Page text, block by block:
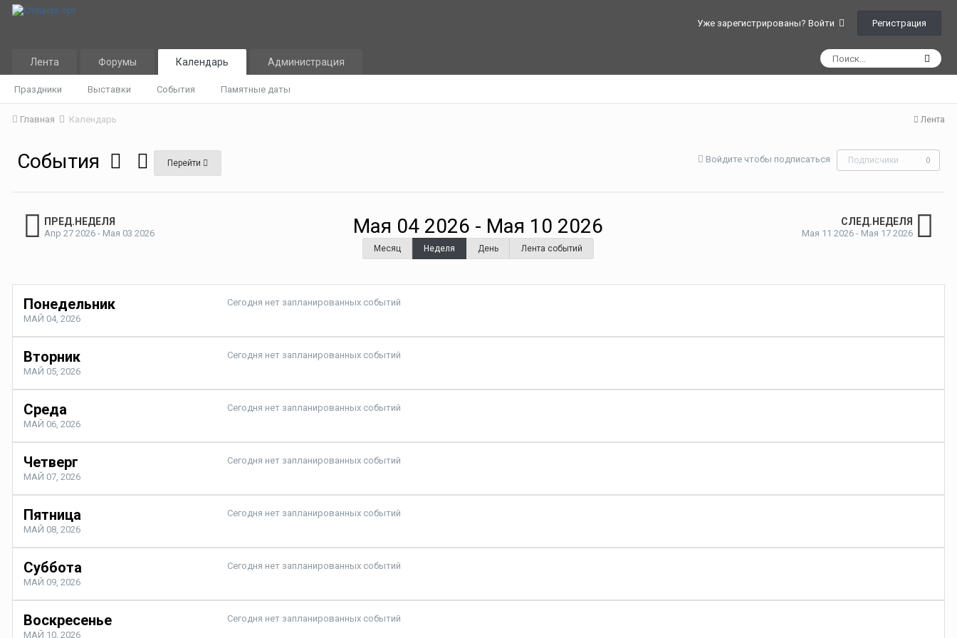
Уже зарегистрированы? Войти Регистрация
Лента Форумы Календарь
Праздники Выставки События Памятные даты
Администрация
Лента
Главная Календарь
Войдите чтобы подписаться Подписчики 0
События Перейти
ПРЕД.НЕДЕЛЯ
Апр 27 2026 - Мая 03 2026 Мая 04 2026 - Мая 10 2026
Месяц Неделя День Лента событий
СЛЕД.НЕДЕЛЯ
Мая 11 2026 - Мая 17 2026
Понедельник
МАЙ 04, 2026
Сегодня нет запланированных событий
Вторник
МАЙ 05, 2026
Сегодня нет запланированных событий
Среда
МАЙ 06, 2026
Сегодня нет запланированных событий
Четверг
МАЙ 07, 2026
Сегодня нет запланированных событий
Пятница
МАЙ 08, 2026
Сегодня нет запланированных событий
Суббота
МАЙ 09, 2026
Сегодня нет запланированных событий
Воскресенье
МАЙ 10, 2026
Сегодня нет запланированных событий